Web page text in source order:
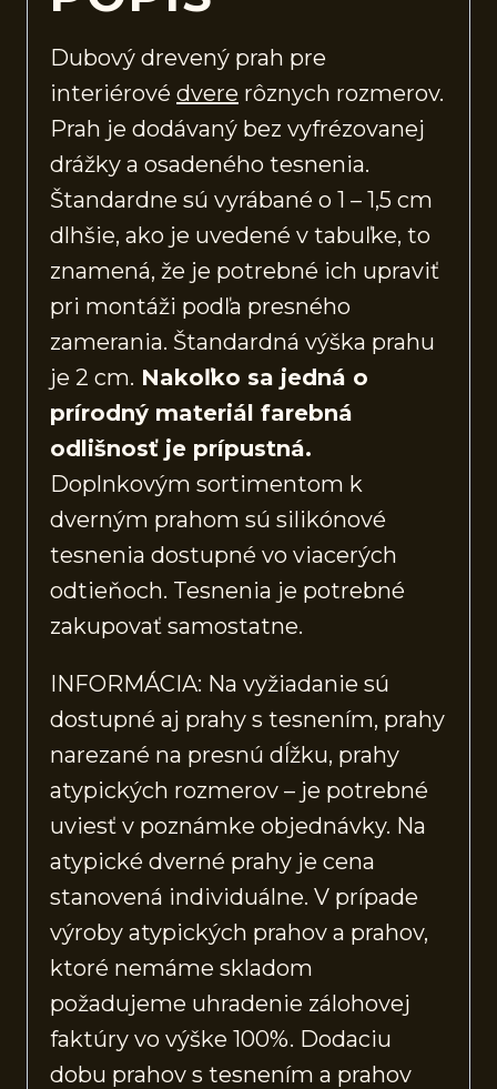
Dubový drevený prah pre
interiérové dvere rôznych rozmerov.
Prah je dodávaný bez vyfrézovanej
drážky a osadeného tesnenia.
Štandardne sú vyrábané o 1 – 1,5 cm
dlhšie, ako je uvedené v tabuľke, to
znamená, že je potrebné ich upraviť
pri montáži podľa presného
zamerania. Štandardná výška prahu
je 2 cm. Nakoľko sa jedná o
prírodný materiál farebná
odlišnosť je prípustná.
Doplnkovým sortimentom k
dverným prahom sú silikónové
tesnenia dostupné vo viacerých
odtieňoch. Tesnenia je potrebné
zakupovať samostatne.
INFORMÁCIA: Na vyžiadanie sú
dostupné aj prahy s tesnením, prahy
narezané na presnú dĺžku, prahy
atypických rozmerov – je potrebné
uviesť v poznámke objednávky. Na
atypické dverné prahy je cena
stanovená individuálne. V prípade
výroby atypických prahov a prahov,
ktoré nemáme skladom
požadujeme uhradenie zálohovej
faktúry vo výške 100%. Dodaciu
dobu prahov s tesnením a prahov